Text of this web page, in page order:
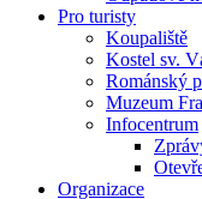
Pro turisty
Koupaliště
Kostel sv.
Románský
Muzeum
Infocentrum
Organizace